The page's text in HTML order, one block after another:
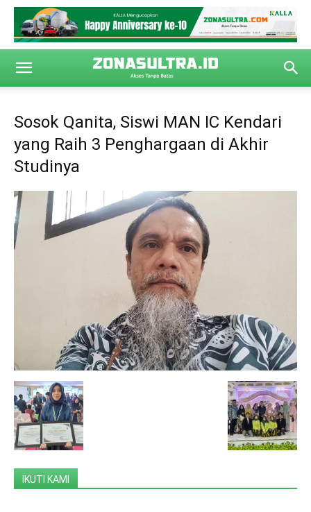
Sosok Qanita, Siswi MAN IC Kendari
yang Raih 3 Penghargaan di Akhir
Studinya
IKUTI KAMI